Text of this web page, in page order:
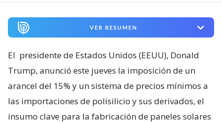
VER RESUMEN
El presidente de Estados Unidos (EEUU), Donald
Trump, anunció este jueves la imposición de un
arancel del 15% y un sistema de precios mínimos a
las importaciones de polisilicio y sus derivados, el
insumo clave para la fabricación de paneles solares